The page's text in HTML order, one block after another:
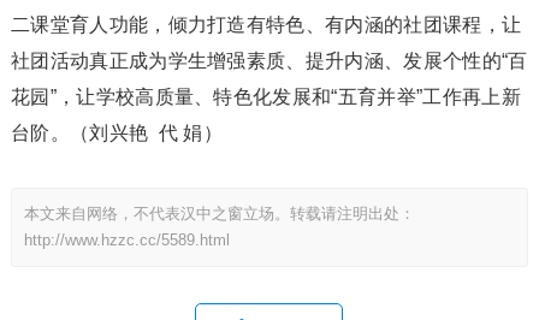
二课堂育人功能，倾力打造有特色、有内涵的社团课程，让
社团活动真正成为学生增强素质、提升内涵、发展个性的“百
花园”，让学校高质量、特色化发展和“五育并举”工作再上新
台阶。（刘兴艳 代 娟）
本文来自网络，不代表汉中之窗立场。转载请注明出处：
http://www.hzzc.cc/5589.html